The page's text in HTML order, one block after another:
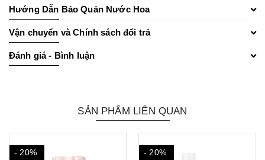
Hướng Dẫn Bảo Quản Nước Hoa
Vận chuyển và Chính sách đổi trả
Đánh giá - Bình luận
SẢN PHẨM LIÊN QUAN
- 20% - 20%